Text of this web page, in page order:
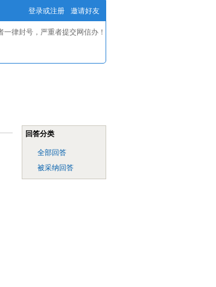
登录或注册 邀请好友
一律封号，严重者提交网信办！
回答分类
全部回答
被采纳回答